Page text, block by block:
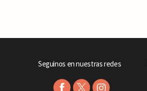
Seguinos en nuestras redes